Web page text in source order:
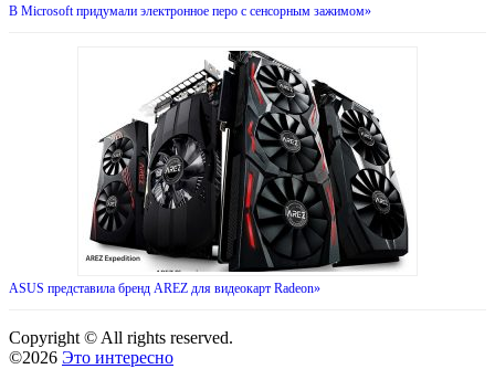
В Microsoft придумали электронное перо с сенсорным зажимом»
ASUS представила бренд AREZ для видеокарт Radeon»
Copyright © All rights reserved.
©2026 Это интересно